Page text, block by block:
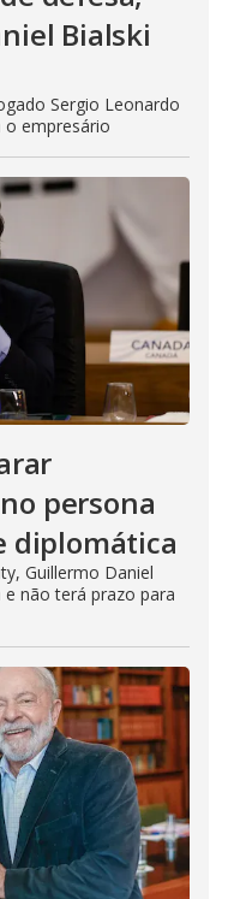
Bialski
Sergio Leonardo
o empresário
persona
diplomática
Guillermo Daniel
não terá prazo para